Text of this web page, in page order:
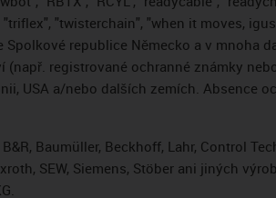
"twisterchain", "when it moves,
republice Německo a v
registrované ochranné známky
USA a/nebo dalších zemích. Absence
Baumüller, Beckhoff, Lahr, Control
SEW, Siemens, Stöber ani jiných